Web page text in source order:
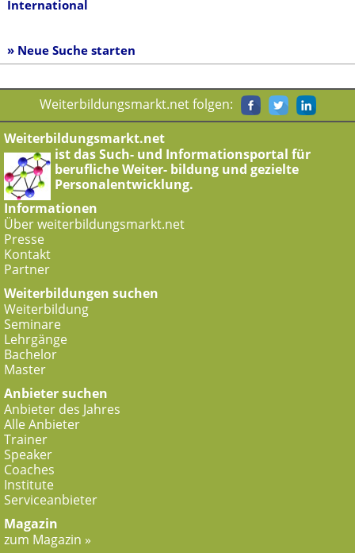
International
» Neue Suche starten
Weiterbildungsmarkt.net folgen:
Weiterbildungsmarkt.net
ist das Such- und Informationsportal für
berufliche Weiter- bildung und gezielte
Personalentwicklung.
Informationen
Über weiterbildungsmarkt.net
Presse
Kontakt
Partner
Weiterbildungen suchen
Weiterbildung
Seminare
Lehrgänge
Bachelor
Master
Anbieter suchen
Anbieter des Jahres
Alle Anbieter
Trainer
Speaker
Coaches
Institute
Serviceanbieter
Magazin
zum Magazin »